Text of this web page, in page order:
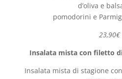
d’oliva e
pomodorini e
23,90€
Insalata mista con filetto
Insalata mista di stagione